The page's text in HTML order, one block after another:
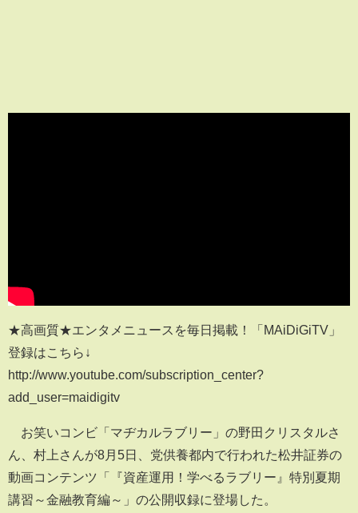
★高画質★エンタメニュースを毎日掲載！「MAiDiGiTV」
登録はこちら↓
http://www.youtube.com/subscription_center?
add_user=maidigitv
お笑いコンビ「マヂカルラブリー」の野田クリスタルさ
ん、村上さんが8月5日、党供養都内で行われた松井証券の
動画コンテンツ「『資産運用！学べるラブリー』特別夏期
講習～金融教育編～」の公開収録に登場した。